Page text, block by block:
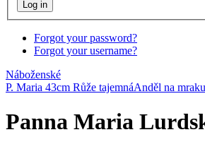
Forgot your password?
Forgot your username?
Náboženské
P. Maria 43cm Růže tajemnáAnděl na
Panna Maria